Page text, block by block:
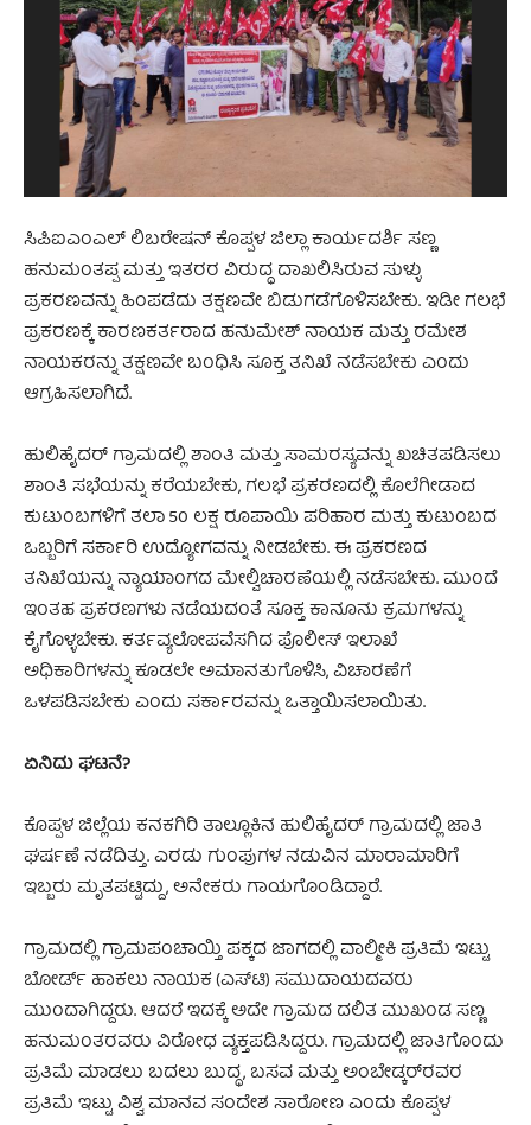
ಸಿಪಿಐಎಂಎಲ್ ಲಿಬರೇಷನ್ ಕೊಪ್ಪಳ ಜಿಲ್ಲಾ ಕಾರ್ಯದರ್ಶಿ ಸಣ್ಣ
ಹನುಮಂತಪ್ಪ ಮತ್ತು ಇತರರ ವಿರುದ್ಧ ದಾಖಲಿಸಿರುವ ಸುಳ್ಳು
ಪ್ರಕರಣವನ್ನು ಹಿಂಪಡೆದು ತಕ್ಷಣವೇ ಬಿಡುಗಡೆಗೊಳಿಸಬೇಕು. ಇಡೀ ಗಲಭೆ
ಪ್ರಕರಣಕ್ಕೆ ಕಾರಣಕರ್ತರಾದ ಹನುಮೇಶ್ ನಾಯಕ ಮತ್ತು ರಮೇಶ
ನಾಯಕರನ್ನು ತಕ್ಷಣವೇ ಬಂಧಿಸಿ ಸೂಕ್ತ ತನಿಖೆ ನಡೆಸಬೇಕು ಎಂದು
ಆಗ್ರಹಿಸಲಾಗಿದೆ.
ಹುಲಿಹೈದರ್ ಗ್ರಾಮದಲ್ಲಿ ಶಾಂತಿ ಮತ್ತು ಸಾಮರಸ್ಯವನ್ನು ಖಚಿತಪಡಿಸಲು
ಶಾಂತಿ ಸಭೆಯನ್ನು ಕರೆಯಬೇಕು, ಗಲಭೆ ಪ್ರಕರಣದಲ್ಲಿ ಕೊಲೆಗೀಡಾದ
ಕುಟುಂಬಗಳಿಗೆ ತಲಾ 50 ಲಕ್ಷ ರೂಪಾಯಿ ಪರಿಹಾರ ಮತ್ತು ಕುಟುಂಬದ
ಒಬ್ಬರಿಗೆ ಸರ್ಕಾರಿ ಉದ್ಯೋಗವನ್ನು ನೀಡಬೇಕು. ಈ ಪ್ರಕರಣದ
ತನಿಖೆಯನ್ನು ನ್ಯಾಯಾಂಗದ ಮೇಲ್ವಿಚಾರಣೆಯಲ್ಲಿ ನಡೆಸಬೇಕು. ಮುಂದೆ
ಇಂತಹ ಪ್ರಕರಣಗಳು ನಡೆಯದಂತೆ ಸೂಕ್ತ ಕಾನೂನು ಕ್ರಮಗಳನ್ನು
ಕೈಗೊಳ್ಳಬೇಕು. ಕರ್ತವ್ಯಲೋಪವೆಸಗಿದ ಪೊಲೀಸ್ ಇಲಾಖೆ
ಅಧಿಕಾರಿಗಳನ್ನು ಕೂಡಲೇ ಅಮಾನತುಗೊಳಿಸಿ, ವಿಚಾರಣೆಗೆ
ಒಳಪಡಿಸಬೇಕು ಎಂದು ಸರ್ಕಾರವನ್ನು ಒತ್ತಾಯಿಸಲಾಯಿತು.
ಏನಿದು ಘಟನೆ?
ಕೊಪ್ಪಳ ಜಿಲ್ಲೆಯ ಕನಕಗಿರಿ ತಾಲ್ಲೂಕಿನ ಹುಲಿಹೈದರ್ ಗ್ರಾಮದಲ್ಲಿ ಜಾತಿ
ಘರ್ಷಣೆ ನಡೆದಿತ್ತು. ಎರಡು ಗುಂಪುಗಳ ನಡುವಿನ ಮಾರಾಮಾರಿಗೆ
ಇಬ್ಬರು ಮೃತಪಟ್ಟಿದ್ದು, ಅನೇಕರು ಗಾಯಗೊಂಡಿದ್ದಾರೆ.
ಗ್ರಾಮದಲ್ಲಿ ಗ್ರಾಮಪಂಚಾಯ್ತಿ ಪಕ್ಕದ ಜಾಗದಲ್ಲಿ ವಾಲ್ಮೀಕಿ ಪ್ರತಿಮೆ ಇಟ್ಟು
ಬೋರ್ಡ್ ಹಾಕಲು ನಾಯಕ (ಎಸ್‌ಟಿ) ಸಮುದಾಯದವರು
ಮುಂದಾಗಿದ್ದರು. ಆದರೆ ಇದಕ್ಕೆ ಅದೇ ಗ್ರಾಮದ ದಲಿತ ಮುಖಂಡ ಸಣ್ಣ
ಹನುಮಂತರವರು ವಿರೋಧ ವ್ಯಕ್ತಪಡಿಸಿದ್ದರು. ಗ್ರಾಮದಲ್ಲಿ ಜಾತಿಗೊಂದು
ಪ್ರತಿಮೆ ಮಾಡಲು ಬದಲು ಬುದ್ಧ, ಬಸವ ಮತ್ತು ಅಂಬೇಡ್ಕರ್‌ರವರ
ಪ್ರತಿಮೆ ಇಟ್ಟು ವಿಶ್ವ ಮಾನವ ಸಂದೇಶ ಸಾರೋಣ ಎಂದು ಕೊಪ್ಪಳ